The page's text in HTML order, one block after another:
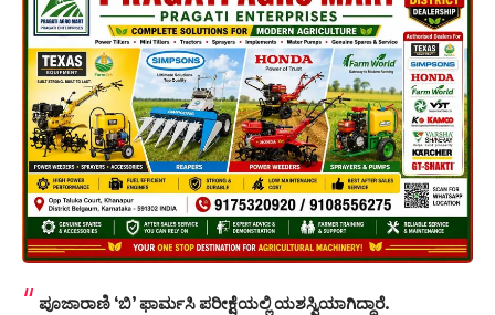
ಪೂಜಾರಾಣಿ ‘ಬಿ’ ಫಾರ್ಮಸಿ ಪರೀಕ್ಷೆಯಲ್ಲಿ ಯಶಸ್ವಿಯಾಗಿದ್ದಾರೆ.